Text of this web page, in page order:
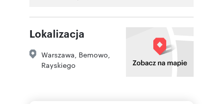
Lokalizacja
Warszawa, Bemowo,
Rayskiego